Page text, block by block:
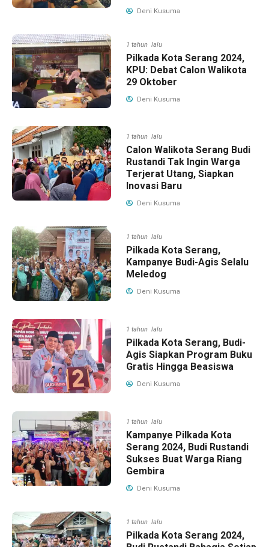
Deni Kusuma
1 tahun lalu
Pilkada Kota Serang 2024,
KPU: Debat Calon Walikota
29 Oktober
Deni Kusuma
1 tahun lalu
Calon Walikota Serang Budi
Rustandi Tak Ingin Warga
Terjerat Utang, Siapkan
Inovasi Baru
Deni Kusuma
1 tahun lalu
Pilkada Kota Serang,
Kampanye Budi-Agis Selalu
Meledog
Deni Kusuma
1 tahun lalu
Pilkada Kota Serang, Budi-
Agis Siapkan Program Buku
Gratis Hingga Beasiswa
Deni Kusuma
1 tahun lalu
Kampanye Pilkada Kota
Serang 2024, Budi Rustandi
Sukses Buat Warga Riang
Gembira
Deni Kusuma
1 tahun lalu
Pilkada Kota Serang 2024,